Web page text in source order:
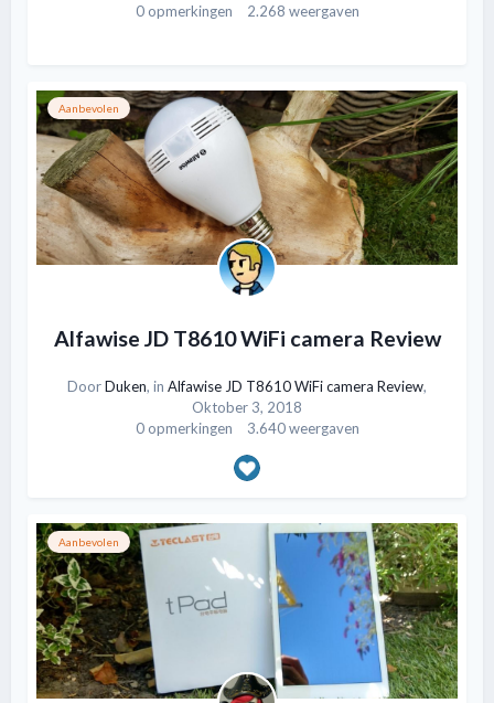
0 opmerkingen
2.268 weergaven
Aanbevolen
Alfawise JD T8610 WiFi camera Review
DoorDuken, in Alfawise JD T8610 WiFi camera Review,
Oktober 3, 2018
0 opmerkingen
3.640 weergaven
Aanbevolen